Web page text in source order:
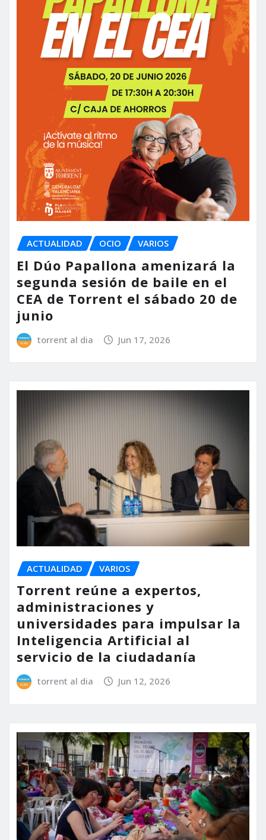
ACTUALIDAD OCIO VARIOS
El Dúo Papallona amenizará la
segunda sesión de baile en el
CEA de Torrent el sábado 20 de
junio
torrent al dia Jun 17, 2026
ACTUALIDAD VARIOS
Torrent reúne a expertos,
administraciones y
universidades para impulsar la
Inteligencia Artificial al
servicio de la ciudadanía
torrent al dia Jun 12, 2026